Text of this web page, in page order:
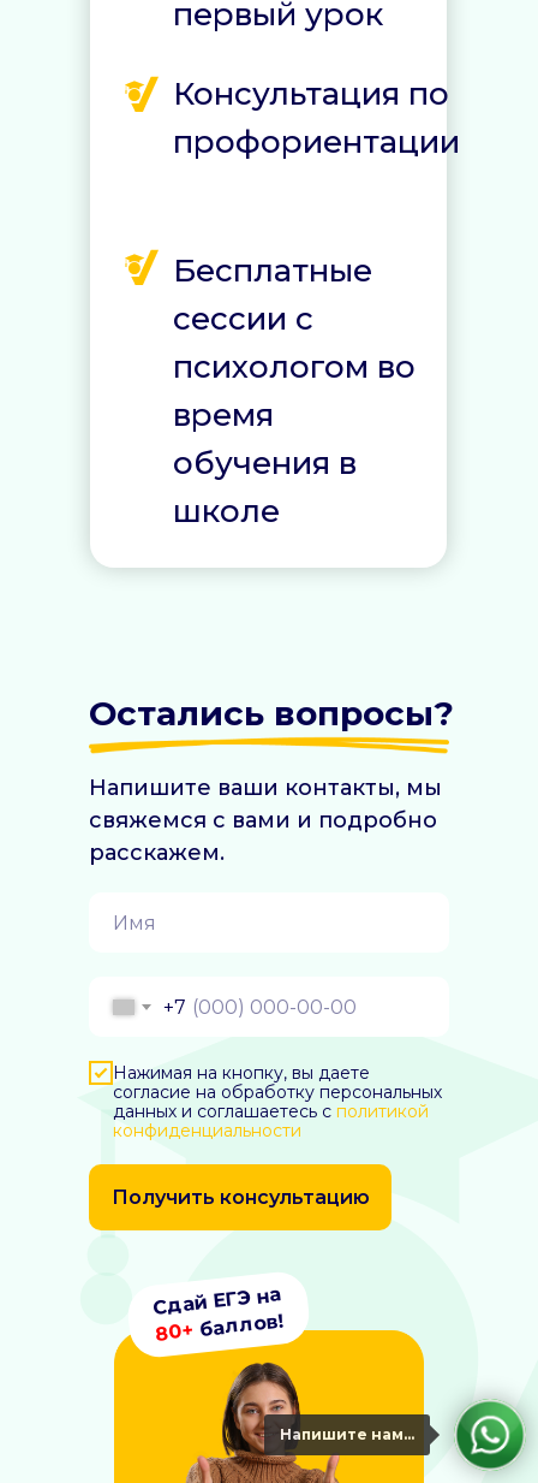
Напишите нам...
первый урок
Консультация по
профориентации
Бесплатные
сессии с
психологом во
время
обучения в
школе
Остались вопросы?
Напишите ваши контакты, мы
свяжемся с вами и подробно
расскажем.
+7
Нажимая на кнопку, вы даете
согласие на обработку персональных
данных и соглашаетесь c политикой
конфиденциальности
Получить консультацию
Сдай ЕГЭ на
80+ баллов!